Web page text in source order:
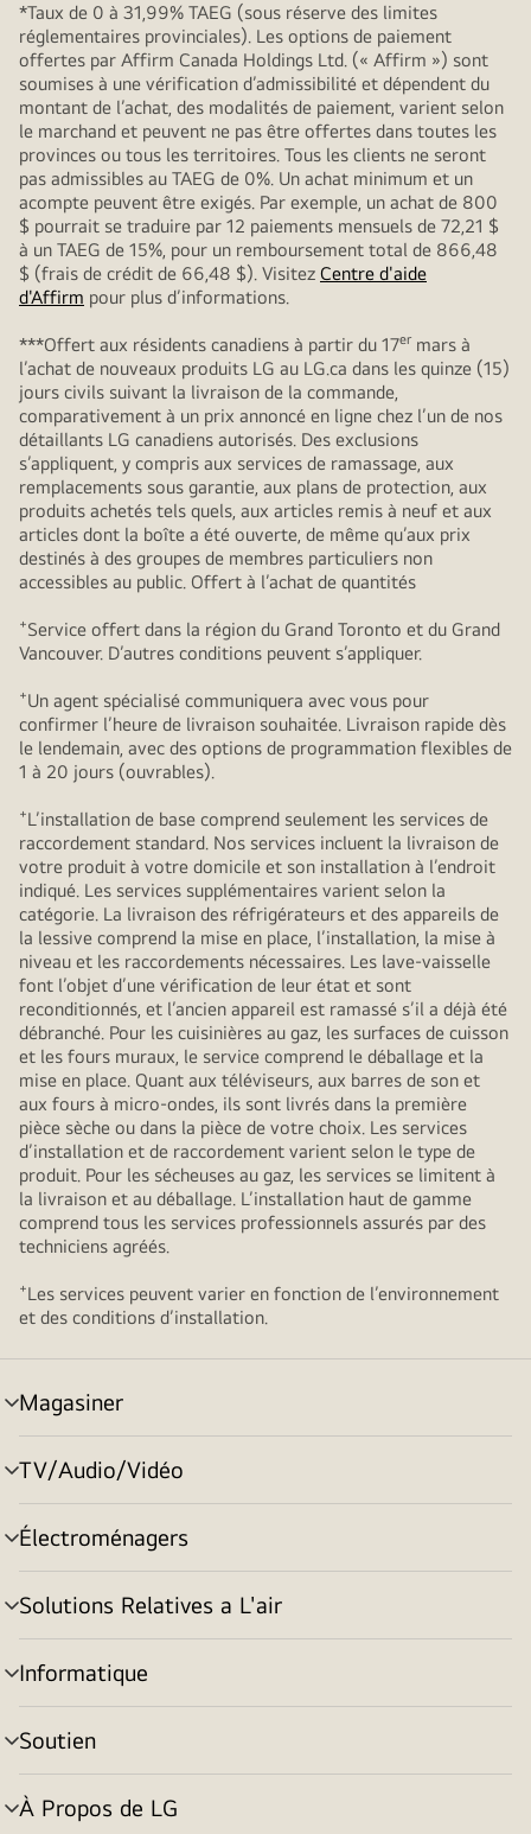
*Taux de 0 à 31,99% TAEG (sous réserve des limites
réglementaires provinciales). Les options de paiement
offertes par Affirm Canada Holdings Ltd. (« Affirm ») sont
soumises à une vérification d’admissibilité et dépendent du
montant de l’achat, des modalités de paiement, varient selon
le marchand et peuvent ne pas être offertes dans toutes les
provinces ou tous les territoires. Tous les clients ne seront
pas admissibles au TAEG de 0%. Un achat minimum et un
acompte peuvent être exigés. Par exemple, un achat de 800
$ pourrait se traduire par 12 paiements mensuels de 72,21 $
à un TAEG de 15%, pour un remboursement total de 866,48
$ (frais de crédit de 66,48 $). Visitez Centre d'aide
d'Affirm pour plus d’informations.
***Offert aux résidents canadiens à partir du 17er mars à
l’achat de nouveaux produits LG au LG.ca dans les quinze (15)
jours civils suivant la livraison de la commande,
comparativement à un prix annoncé en ligne chez l’un de nos
détaillants LG canadiens autorisés. Des exclusions
s’appliquent, y compris aux services de ramassage, aux
remplacements sous garantie, aux plans de protection, aux
produits achetés tels quels, aux articles remis à neuf et aux
articles dont la boîte a été ouverte, de même qu’aux prix
destinés à des groupes de membres particuliers non
accessibles au public. Offert à l’achat de quantités
+Service offert dans la région du Grand Toronto et du Grand
Vancouver. D’autres conditions peuvent s’appliquer.
+Un agent spécialisé communiquera avec vous pour
confirmer l’heure de livraison souhaitée. Livraison rapide dès
le lendemain, avec des options de programmation flexibles de
1 à 20 jours (ouvrables).
+L’installation de base comprend seulement les services de
raccordement standard. Nos services incluent la livraison de
votre produit à votre domicile et son installation à l’endroit
indiqué. Les services supplémentaires varient selon la
catégorie. La livraison des réfrigérateurs et des appareils de
la lessive comprend la mise en place, l’installation, la mise à
niveau et les raccordements nécessaires. Les lave-vaisselle
font l’objet d’une vérification de leur état et sont
reconditionnés, et l’ancien appareil est ramassé s’il a déjà été
débranché. Pour les cuisinières au gaz, les surfaces de cuisson
et les fours muraux, le service comprend le déballage et la
mise en place. Quant aux téléviseurs, aux barres de son et
aux fours à micro-ondes, ils sont livrés dans la première
pièce sèche ou dans la pièce de votre choix. Les services
d’installation et de raccordement varient selon le type de
produit. Pour les sécheuses au gaz, les services se limitent à
la livraison et au déballage. L’installation haut de gamme
comprend tous les services professionnels assurés par des
techniciens agréés.
+Les services peuvent varier en fonction de l’environnement
et des conditions d’installation.
Magasiner
menu
basculement
TV/Audio/Vidéo
menu
basculement
Électroménagers
menu
basculement
Solutions Relatives a L'air
menu
basculement
Informatique
menu
basculement
Soutien
menu
basculement
À Propos de LG
menu